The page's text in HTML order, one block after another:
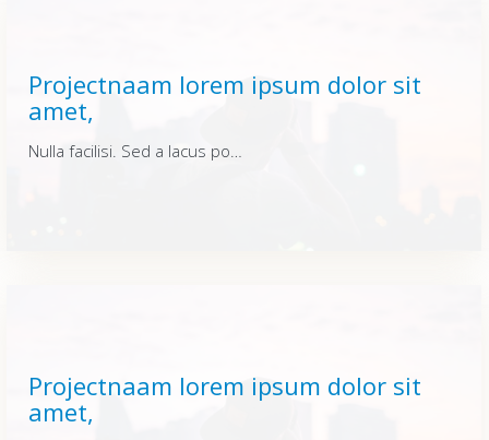
Projectnaam lorem ipsum dolor sit
amet,
Nulla facilisi. Sed a lacus posuere, varius lacus id, fermentum urna. Quisque vitae dui enim. Integer sit amet elementum nunc, at rutrum nisi. Nulla facilisi. Sed a lacus posuere, varius lacus id, fermentum urna. Quisque vitae dui enim. Integer sit amet elementum nunc, at rutrum nisi. Nulla facilisi. Sed a lacus posuere, varius lacus id, fermentum urna. Quisque vitae dui enim. Integer sit amet elementum nunc, at rutrum nisi.
Projectnaam lorem ipsum dolor sit
amet,